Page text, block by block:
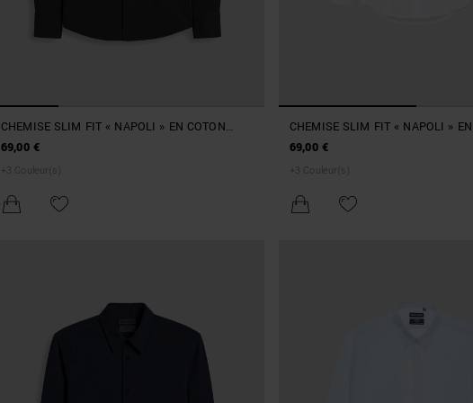
CHEMISE SLIM FIT « NAPOLI » EN COTON
MÉLANGÉ
69,00 €
+ 3 Couleur(s)
CHEMISE SLIM FIT « NAPOLI »
MÉLANGÉ
69,00 €
+ 3 Couleur(s)